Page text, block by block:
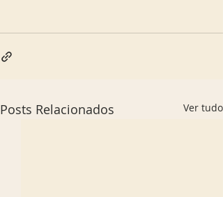
Posts Relacionados Ver tudo